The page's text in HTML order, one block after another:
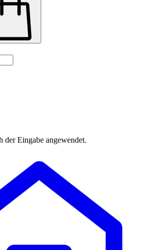
der Eingabe angewendet.